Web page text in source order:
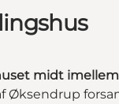
midt imellem
Øksendrup